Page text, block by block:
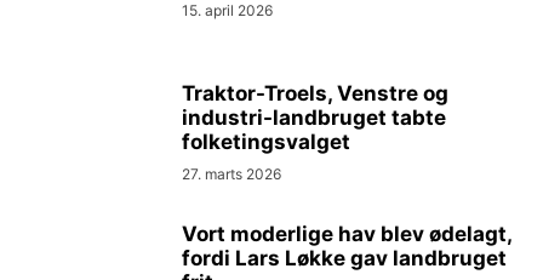
15. april 2026
Traktor-Troels, Venstre og
industri-landbruget tabte
folketingsvalget
27. marts 2026
Vort moderlige hav blev ødelagt,
fordi Lars Løkke gav landbruget